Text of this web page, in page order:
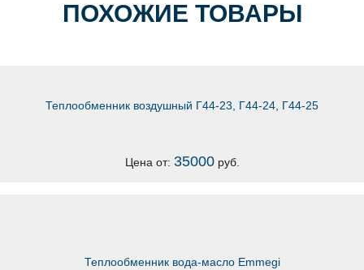
ПОХОЖИЕ ТОВАРЫ
Теплообменник воздушный Г44-23, Г44-24, Г44-25
Цена от: 35000руб.
Теплообменник вода-масло Emmegi